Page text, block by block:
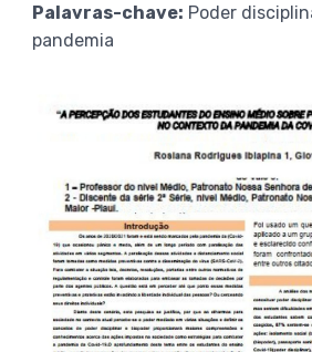
Palavras-chave: Poder
pandemia